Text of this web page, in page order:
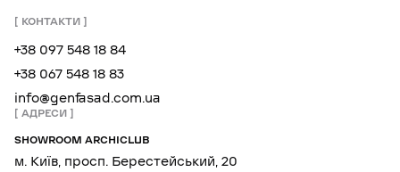
КОНТАКТИ
+38 097 548 18 84
+38 067 548 18 83
info@genfasad.com.ua
АДРЕСИ
SHOWROOM ARCHICLUB
м. Київ, просп. Берестейський, 20